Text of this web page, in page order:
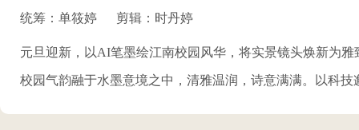
统筹：单筱婷 剪辑：时丹婷
元旦迎新，以AI笔墨绘江南校园风华，将实景镜头焕新为
校园气韵融于水墨意境之中，清雅温润，诗意满满。以科